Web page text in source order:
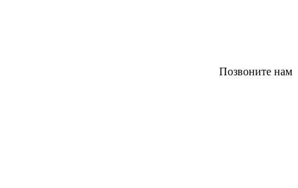
Позвоните нам